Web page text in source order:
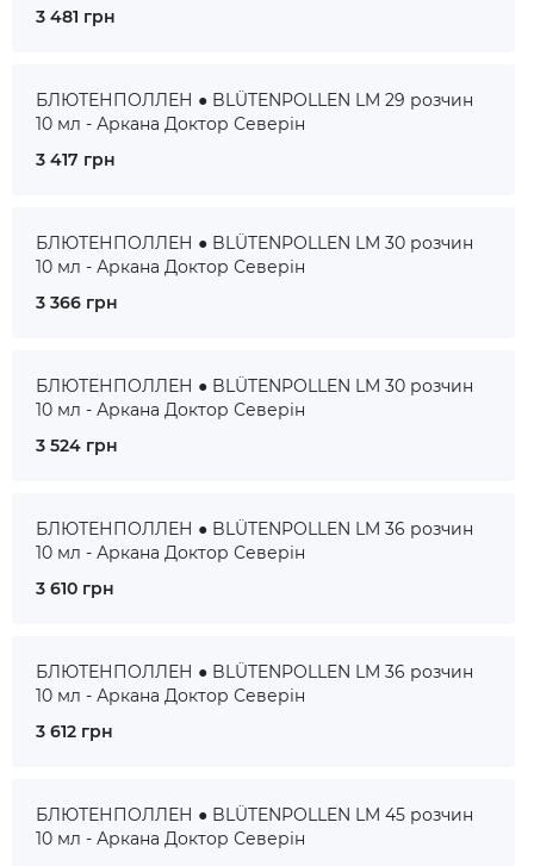
3 481 грн
БЛЮТЕНПОЛЛЕН ● BLÜTENPOLLEN LM 29 розчин
10 мл - Аркана Доктор Северін
3 417 грн
БЛЮТЕНПОЛЛЕН ● BLÜTENPOLLEN LM 30 розчин
10 мл - Аркана Доктор Северін
3 366 грн
БЛЮТЕНПОЛЛЕН ● BLÜTENPOLLEN LM 30 розчин
10 мл - Аркана Доктор Северін
3 524 грн
БЛЮТЕНПОЛЛЕН ● BLÜTENPOLLEN LM 36 розчин
10 мл - Аркана Доктор Северін
3 610 грн
БЛЮТЕНПОЛЛЕН ● BLÜTENPOLLEN LM 36 розчин
10 мл - Аркана Доктор Северін
3 612 грн
БЛЮТЕНПОЛЛЕН ● BLÜTENPOLLEN LM 45 розчин
10 мл - Аркана Доктор Северін